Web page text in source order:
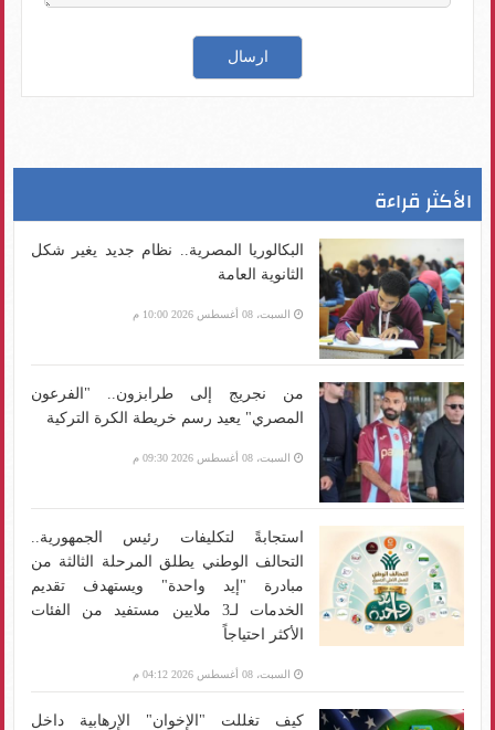
الأكثر قراءة
البكالوريا المصرية.. نظام جديد يغير شكل
الثانوية العامة
السبت، 08 أغسطس 2026 10:00 م
من نجريج إلى طرابزون.. "الفرعون
المصري" يعيد رسم خريطة الكرة التركية
السبت، 08 أغسطس 2026 09:30 م
استجابةً لتكليفات رئيس الجمهورية..
التحالف الوطني يطلق المرحلة الثالثة من
مبادرة "إيد واحدة" ويستهدف تقديم
الخدمات لـ3 ملايين مستفيد من الفئات
الأكثر احتياجاً
السبت، 08 أغسطس 2026 04:12 م
كيف تغللت "الإخوان" الإرهابية داخل